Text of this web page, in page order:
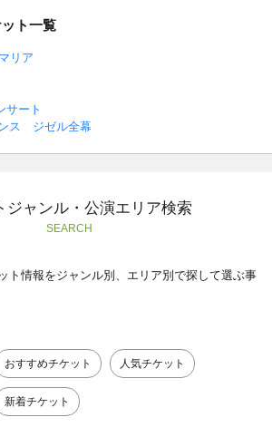
ト一覧
リア
サート
ス ジゼル全幕
ジャンル・公演エリア検索
SEARCH
ト情報をジャンル別、エリア別で探して選ぶ事
おすすめチケット 人気チケット
新着チケット